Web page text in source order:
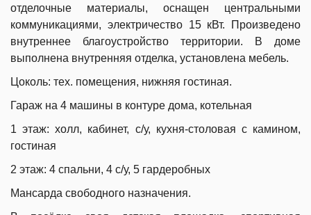
отделочные материалы, оснащен центральными
коммуникациями, электричество 15 кВт. Произведено
внутреннее благоустройство территории. В доме
выполнена внутренняя отделка, установлена мебель.
Цоколь: тех. помещения, нижняя гостиная.
Гараж на 4 машины в контуре дома, котельная
1 этаж: холл, кабинет, с/у, кухня-столовая с камином,
гостиная
2 этаж: 4 спальни, 4 с/у, 5 гардеробных
Мансарда свободного назначения.